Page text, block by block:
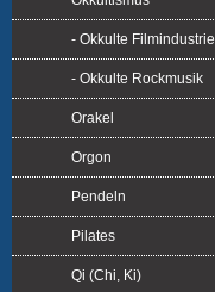
- Okkulte Filmindustrie
- Okkulte Rockmusik
Orakel
Orgon
Pendeln
Pilates
Qi (Chi, Ki)